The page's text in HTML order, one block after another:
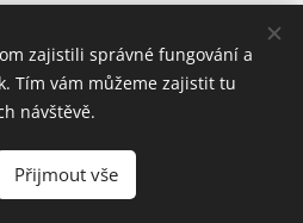
Dačice; Krajířova 18, Dačice
Cookies
zajistili správné fungování a
Tím vám můžeme zajistit tu
návštěvě.
Přijmout vše